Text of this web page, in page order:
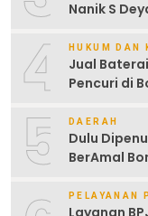
Nanik S
4 HUKUM DAN
Jual
Pencuri di
5 DAERAH
Dulu
BerAmal
PELAYANAN
Layanan